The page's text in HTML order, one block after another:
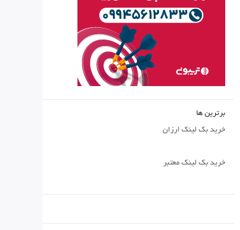
برترین ها
خرید بک لینک ارزان
خرید بک لینک معتبر